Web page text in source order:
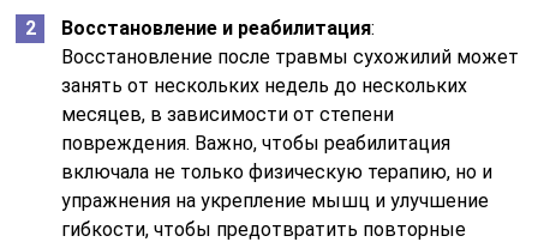
Восстановление и реабилитация:
Восстановление после травмы сухожилий может
занять от нескольких недель до нескольких
месяцев, в зависимости от степени
повреждения. Важно, чтобы реабилитация
включала не только физическую терапию, но и
упражнения на укрепление мышц и улучшение
гибкости, чтобы предотвратить повторные